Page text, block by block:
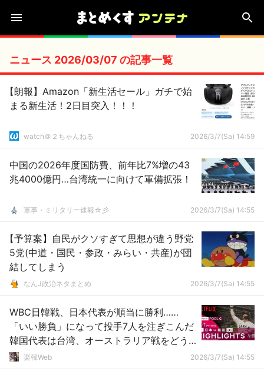
ニュース 2026/03/07 の記事一覧
【朗報】Amazon「新生活セール」ガチで始
まる新生活！2日目突入！！！
watch＠２ちゃんねる 2026/3/7(Sa) 14:59
中国の2026年度国防費、前年比7%増の43
兆4000億円…台湾統一に向けて軍備拡張！
軍事・ミリタリー速報☆彡 2026/3/7(Sa) 14:55
【予算案】自民がクソすぎて思想が違う野党
5党(中道・国民・参政・みらい・共産)が団
結してしまう
なんJ政治ネタまとめ 2026/3/7(Sa) 14:55
WBC日韓戦、日本代表が順当に勝利……
「いい勝負」になって投手7人を注ぎこんだ
韓国代表は台湾、オーストラリア戦をどう
戦うのか
楽韓Web 2026/3/7(Sa) 14:55